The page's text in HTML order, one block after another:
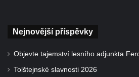
Nejnovější příspěvky
Objevte tajemství lesního adjunkta
Tolštejnské slavnosti 2026